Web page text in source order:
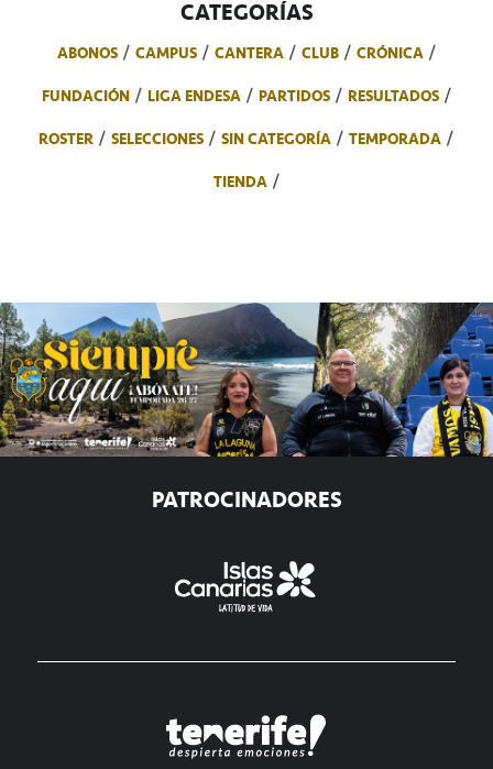
CATEGORÍAS
ABONOS CAMPUS CANTERA CLUB
CRÓNICA
FUNDACIÓN
LIGA ENDESA PARTIDOS
RESULTADOS
ROSTER
SELECCIONES SIN CATEGORÍA
TEMPORADA
TIENDA
PATROCINADORES